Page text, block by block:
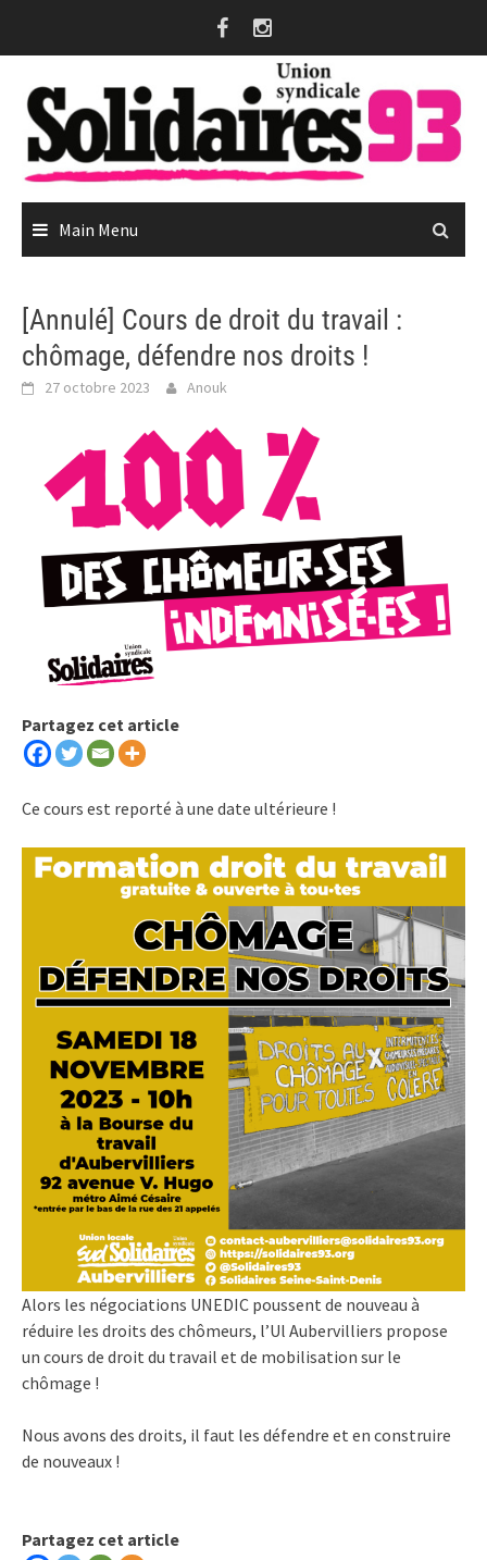
Main Menu
[Annulé] Cours de droit du travail :
chômage, défendre nos droits !
27 octobre 2023 Anouk
Partagez cet article
Ce cours est reporté à une date ultérieure !
Alors les négociations UNEDIC poussent de nouveau à
réduire les droits des chômeurs, l’Ul Aubervilliers propose
un cours de droit du travail et de mobilisation sur le
chômage !
Nous avons des droits, il faut les défendre et en construire
de nouveaux !
Partagez cet article